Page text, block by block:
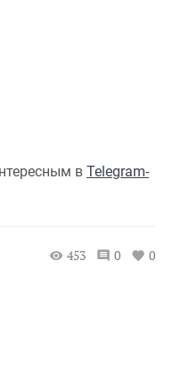
в Telegram-
453 0 0